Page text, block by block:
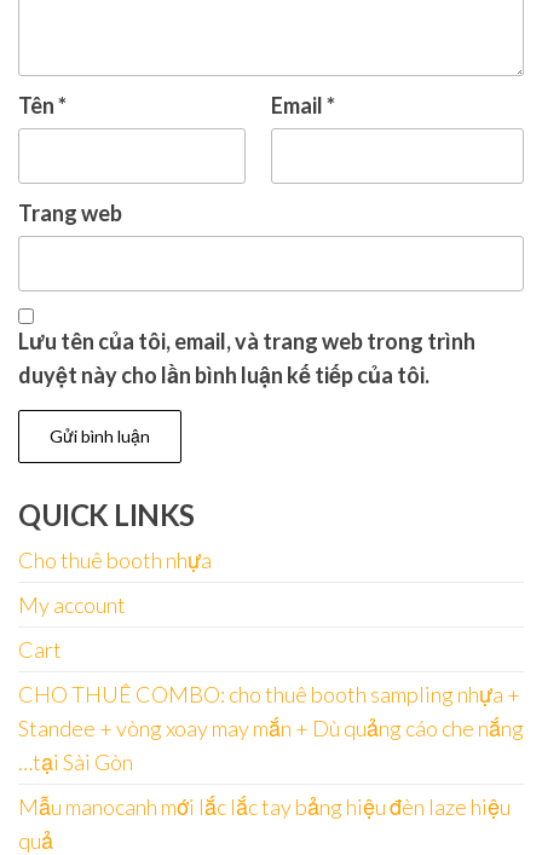
Tên* Email*
Trang web
Lưu tên của tôi, email, và trang web trong trình
duyệt này cho lần bình luận kế tiếp của tôi.
QUICK LINKS
Cho thuê booth nhựa
My account
Cart
CHO THUÊ COMBO: cho thuê booth sampling nhựa +
Standee + vòng xoay may mắn + Dù quảng cáo che nắng
…tại Sài Gòn
Mẫu manocanh mới lắc lắc tay bảng hiệu đèn laze hiệu
quả